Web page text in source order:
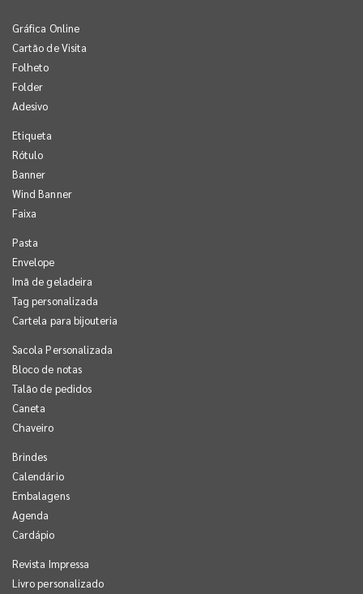
Gráfica Online
Cartão de Visita
Folheto
Folder
Adesivo
Etiqueta
Rótulo
Banner
Wind Banner
Faixa
Pasta
Envelope
Imã de geladeira
Tag personalizada
Cartela para bijouteria
Sacola Personalizada
Bloco de notas
Talão de pedidos
Caneta
Chaveiro
Brindes
Calendário
Embalagens
Agenda
Cardápio
Revista Impressa
Livro personalizado